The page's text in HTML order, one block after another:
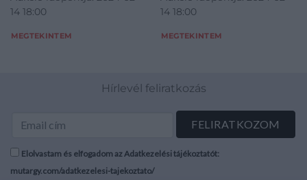
14 18:00
MEGTEKINTEM
14 18:00
MEGTEKINTEM
Hírlevél feliratkozás
Elolvastam és elfogadom az Adatkezelési tájékoztatót:
mutargy.com/adatkezelesi-tajekoztato/